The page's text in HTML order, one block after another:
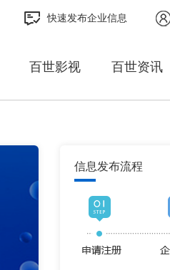
快速发布企业信息
百世影视 百世资讯
信息发布流程